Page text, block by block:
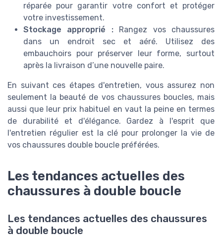
réparée pour garantir votre confort et protéger
votre investissement.
Stockage approprié :Rangez vos chaussures
dans un endroit sec et aéré. Utilisez des
embauchoirs pour préserver leur forme, surtout
après la livraison d’une nouvelle paire.
En suivant ces étapes d'entretien, vous assurez non
seulement la beauté de vos chaussures boucles, mais
aussi que leur prix habituel en vaut la peine en termes
de durabilité et d'élégance. Gardez à l'esprit que
l'entretien régulier est la clé pour prolonger la vie de
vos chaussures double boucle préférées.
Les tendances actuelles des
chaussures à double boucle
Les tendances actuelles des chaussures
à double boucle